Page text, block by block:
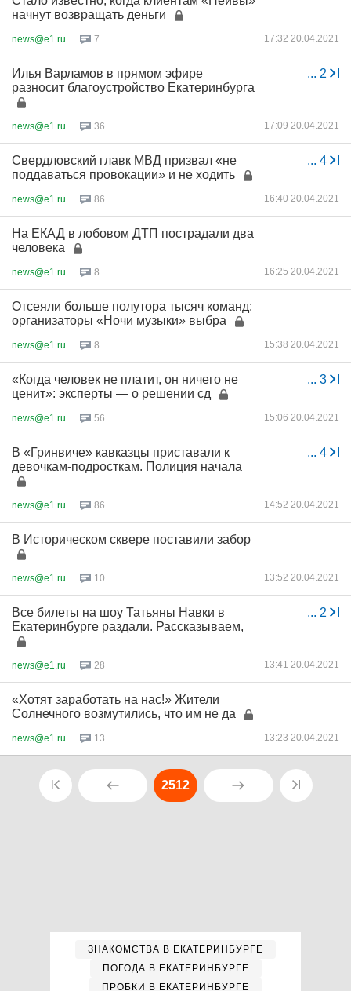
начнут возвращать деньги
news@e1.ru 7 17:32 20.04.2021
... 2
Илья Варламов в прямом эфире
разносит благоустройство Екатеринбурга
news@e1.ru 36 17:09 20.04.2021
... 4
Свердловский главк МВД призвал «не
поддаваться провокации» и не ходить
news@e1.ru 86 16:40 20.04.2021
На ЕКАД в лобовом ДТП пострадали два
человека
news@e1.ru 8 16:25 20.04.2021
Отсеяли больше полутора тысяч команд:
организаторы «Ночи музыки» выбра
news@e1.ru 8 15:38 20.04.2021
... 3
«Когда человек не платит, он ничего не
ценит»: эксперты — о решении сд
news@e1.ru 56 15:06 20.04.2021
... 4
В «Гринвиче» кавказцы приставали к
девочкам-подросткам. Полиция начала
news@e1.ru 86 14:52 20.04.2021
В Историческом сквере поставили забор
news@e1.ru 10 13:52 20.04.2021
... 2
Все билеты на шоу Татьяны Навки в
Екатеринбурге раздали. Рассказываем,
news@e1.ru 28 13:41 20.04.2021
«Хотят заработать на нас!» Жители
Солнечного возмутились, что им не да
news@e1.ru 13 13:23 20.04.2021
2512
ЗНАКОМСТВА В ЕКАТЕРИНБУРГЕ
ПОГОДА В ЕКАТЕРИНБУРГЕ
ПРОБКИ В ЕКАТЕРИНБУРГЕ